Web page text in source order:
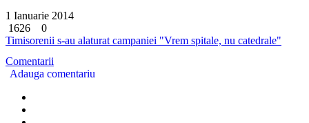
1 Ianuarie 2014
1626
0
Timisorenii s-au alaturat campaniei "Vrem spitale, nu catedrale"
Comentarii
Adauga comentariu